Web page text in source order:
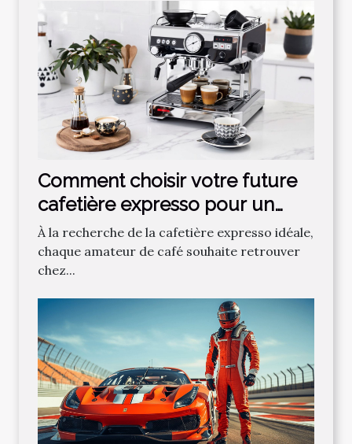
Comment choisir votre future
cafetière expresso pour un
café parfait ?
À la recherche de la cafetière expresso idéale,
chaque amateur de café souhaite retrouver
chez...